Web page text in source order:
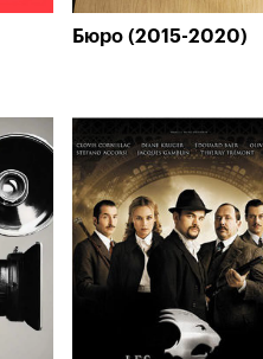
Бюро (2015-2020)